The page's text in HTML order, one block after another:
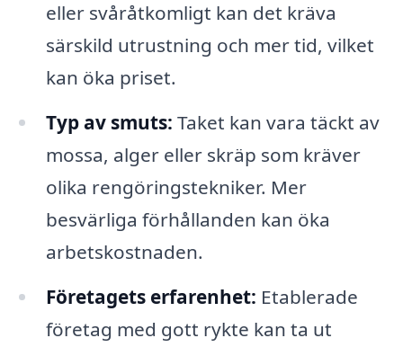
eller svåråtkomligt kan det kräva
särskild utrustning och mer tid, vilket
kan öka priset.
Typ av smuts: Taket kan vara täckt av
mossa, alger eller skräp som kräver
olika rengöringstekniker. Mer
besvärliga förhållanden kan öka
arbetskostnaden.
Företagets erfarenhet: Etablerade
företag med gott rykte kan ta ut